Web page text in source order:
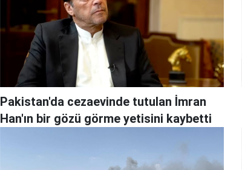
Pakistan'da cezaevinde tutulan İmran
Han'ın bir gözü görme yetisini kaybetti